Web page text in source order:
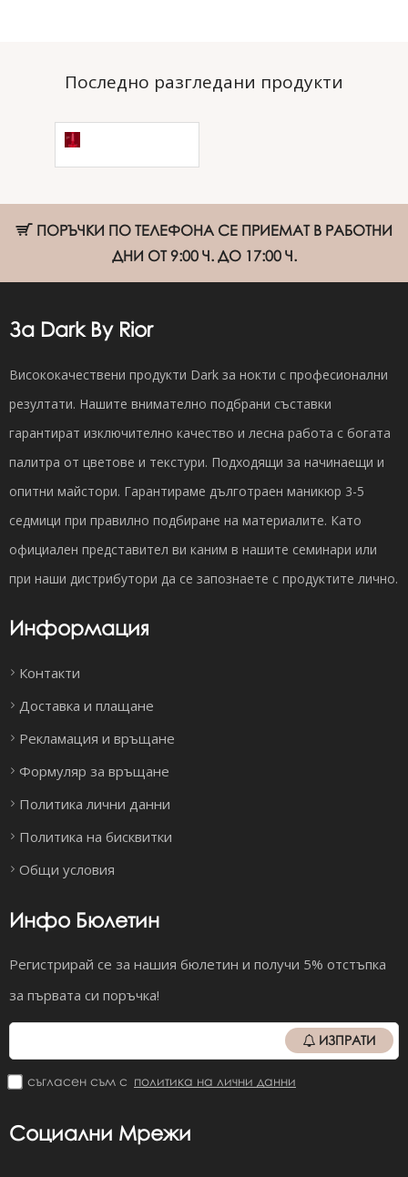
Последно разгледани продукти
ПОРЪЧКИ ПО ТЕЛЕФОНА СЕ ПРИЕМАТ В РАБОТНИ
ДНИ ОТ 9:00 Ч. ДО 17:00 Ч.
За Dark By Rior
Висококачествени продукти Dark за нокти с професионални
резултати. Нашите внимателно подбрани съставки
гарантират изключително качество и лесна работа с богата
палитра от цветове и текстури. Подходящи за начинаещи и
опитни майстори. Гарантираме дълготраен маникюр 3-5
седмици при правилно подбиране на материалите. Като
официален представител ви каним в нашите семинари или
при наши дистрибутори да се запознаете с продуктите лично.
Информация
Контакти
Доставка и плащане
Рекламация и връщане
Формуляр за връщане
Политика лични данни
Политика на бисквитки
Общи условия
Инфо Бюлетин
Регистрирай се за нашия бюлетин и получи 5% отстъпка
за първата си поръчка!
ИЗПРАТИ
съгласен съм с политика на лични данни
Социални Мрежи